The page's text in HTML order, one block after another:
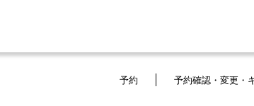
予約 予約確認・変更・